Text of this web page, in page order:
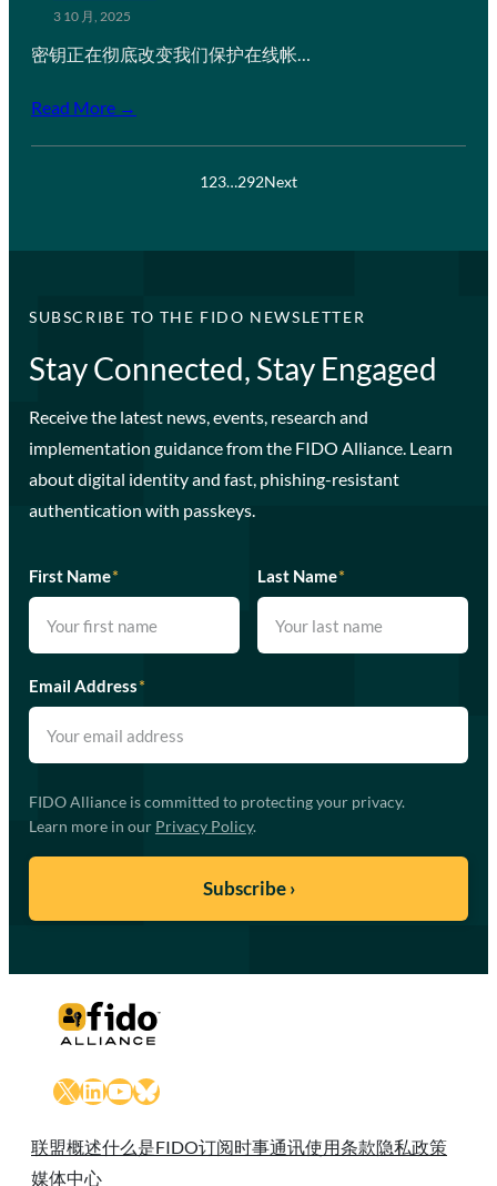
3 10 月, 2025
密钥正在彻底改变我们保护在线帐…
Read More →
123…292Next
SUBSCRIBE TO THE FIDO NEWSLETTER
Stay Connected, Stay Engaged
Receive the latest news, events, research and
implementation guidance from the FIDO Alliance. Learn
about digital identity and fast, phishing-resistant
authentication with passkeys.
First Name* Last Name*
Email Address*
FIDO Alliance is committed to protecting your privacy.
Learn more in our Privacy Policy.
X LinkedIn
YouTube
Bluesky
联盟概述什么是FIDO订阅时事通讯使用条款隐私政策
媒体中心